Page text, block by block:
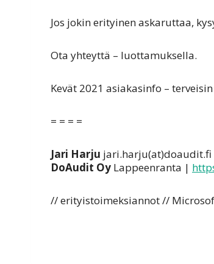
Jos jokin erityinen askaruttaa,
Ota yhteyttä – luottamuksella.
Kevät 2021 asiakasinfo – terveisin
= = = =
Jari Harju jari.harju(at)doaudit.fi
DoAudit Oy Lappeenranta |
// erityistoimeksiannot //